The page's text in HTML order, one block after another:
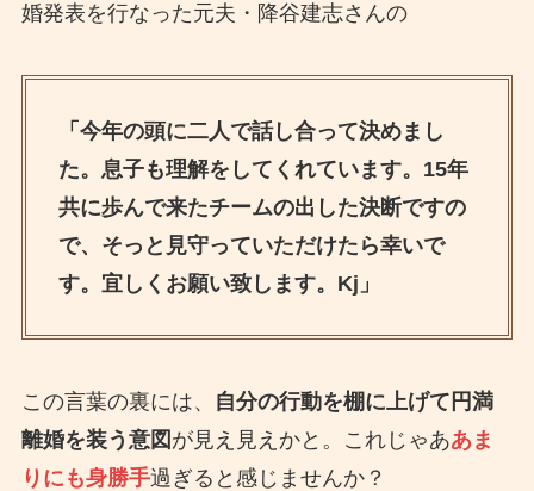
婚発表を行なった元夫・降谷建志さんの
「今年の頭に二人で話し合って決めまし
た。息子も理解をしてくれています。15年
共に歩んで来たチームの出した決断ですの
で、そっと見守っていただけたら幸いで
す。宜しくお願い致します。Kj」
この言葉の裏には、
自分の行動を棚に上げて円満
離婚を装う意図 が見え見えかと。これじゃああま
りにも身勝手過ぎると感じませんか？